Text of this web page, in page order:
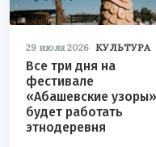
29 июля 2026 КУЛЬТУРА
Все три дня на
фестивале
«Абашевские узоры»
будет работать
этнодеревня